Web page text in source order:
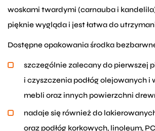
woskami twardymi (carnauba i
pięknie wygląda i jest łatwa do
Dostępne opakowania środka
szczególnie zalecany do pierwszej
i czyszczenia podłóg olejowanych i
mebli oraz innych powierzchni
nadaje się również do
oraz podłóg korkowych, linoleum,